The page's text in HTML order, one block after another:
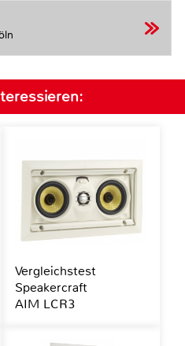
Vergleichstest
Speakercraft
AIM LCR3